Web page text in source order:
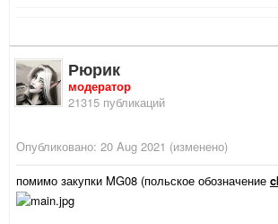
Рюрик
модератор
21315 публикаций
Опубликовано: 20 Aug 2021 (изменено)
помимо закупки MG08 (польское обозначение